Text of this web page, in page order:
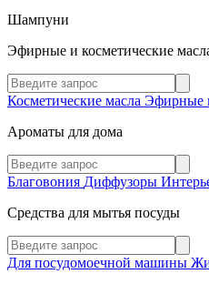
Шампуни
Эфирные и косметические
Косметические масла Эфирные
Ароматы для дома
Благовония Диффузоры
Средства для мытья посуды
Для посудомоечной машины